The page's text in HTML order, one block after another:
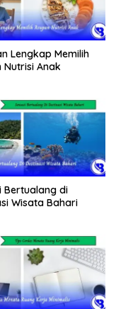
Lengkap Memilih
Nutrisi Anak
Bertualang di
Wisata Bahari